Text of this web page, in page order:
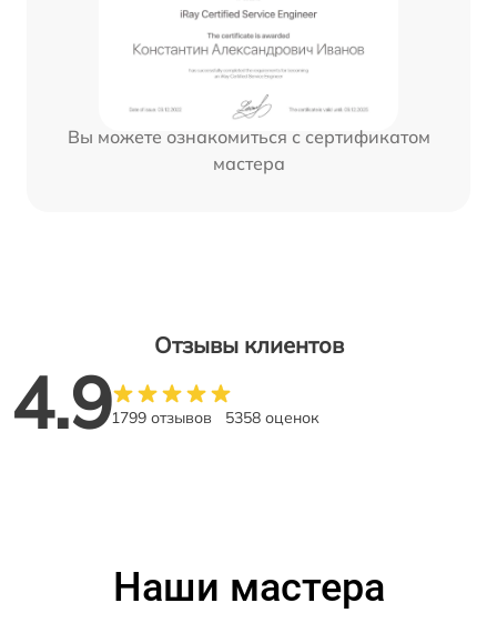
Вы можете ознакомиться с сертификатом
мастера
Отзывы клиентов
4.91799 отзывов 5358 оценок
Наши мастера